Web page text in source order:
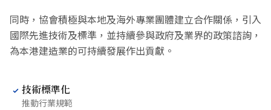
同時，協會積極與本地及海外專業團體建立合作關係，引入
國際先進技術及標準，並持續參與政府及業界的政策諮詢，
為本港建造業的可持續發展作出貢獻。
技術標準化
推動行業規範